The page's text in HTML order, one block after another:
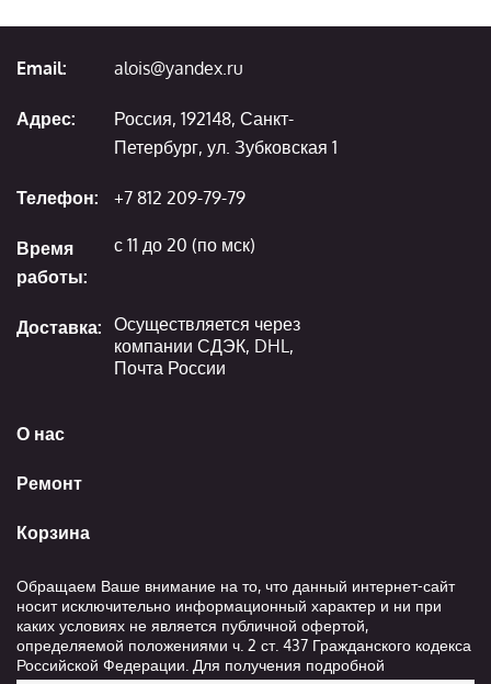
О нас
Ремонт
Корзина
Email: alois@yandex.ru
Адрес:
Россия, 192148, Санкт-
Петербург, ул. Зубковская 1
Телефон: +7 812 209-79-79
Время
работы:
с 11 до 20 (по мск)
Доставка: Осуществляется через
компании СДЭК, DHL,
Почта России
Обращаем Ваше внимание на то, что данный интернет-сайт
носит исключительно информационный характер и ни при
каких условиях не является публичной офертой,
определяемой положениями ч. 2 ст. 437 Гражданского кодекса
Российской Федерации. Для получения подробной